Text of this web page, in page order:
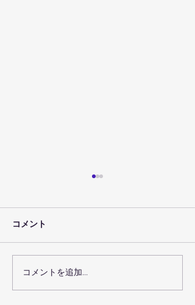
術後回復プログラムで術
後回復を最大化するコー
コメント
コメントを追加…